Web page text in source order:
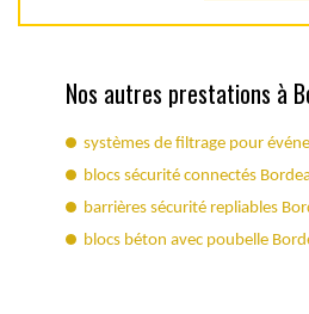
Nos autres prestations à
systèmes de filtrage pour
blocs sécurité connectés
barrières sécurité repliables
blocs béton avec poubelle